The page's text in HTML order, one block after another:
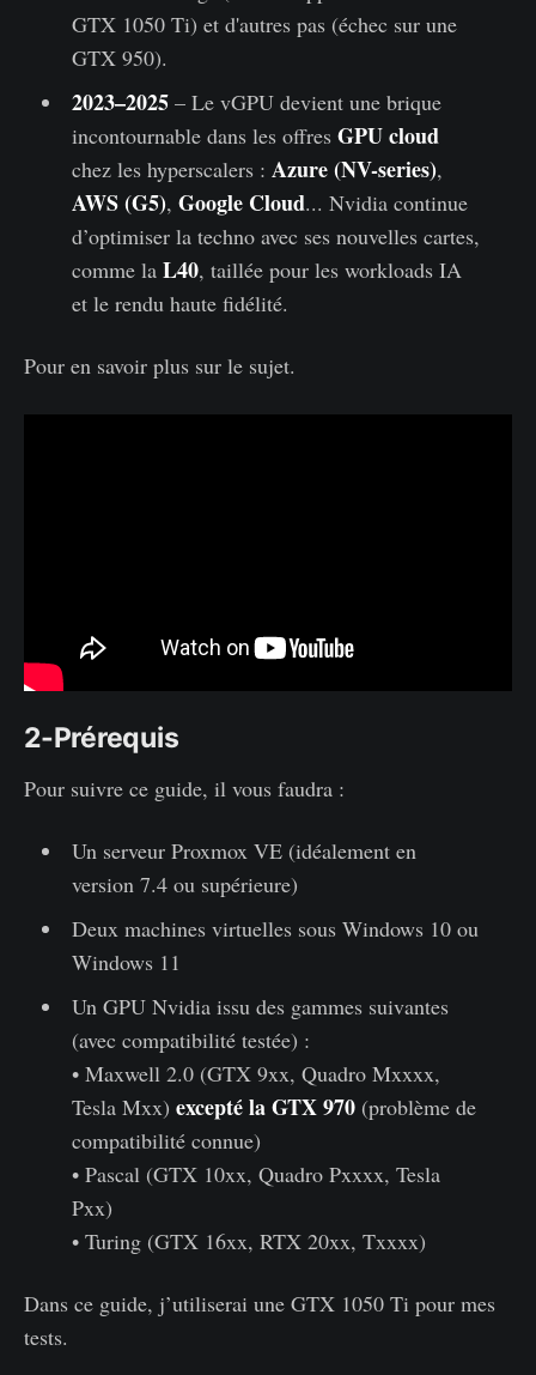
GTX 1050 Ti) et d'autres pas (échec sur une
GTX 950).
2023–2025– Le vGPU devient une brique
incontournable dans les offres GPU cloud
chez les hyperscalers : Azure (NV-series),
AWS (G5), Google Cloud... Nvidia continue
d’optimiser la techno avec ses nouvelles cartes,
comme la L40, taillée pour les workloads IA
et le rendu haute fidélité.
Pour en savoir plus sur le sujet.
2-Prérequis
Pour suivre ce guide, il vous faudra :
Un serveur Proxmox VE (idéalement en
version 7.4 ou supérieure)
Deux machines virtuelles sous Windows 10 ou
Windows 11
Un GPU Nvidia issu des gammes suivantes
(avec compatibilité testée) :
• Maxwell 2.0 (GTX 9xx, Quadro Mxxxx,
Tesla Mxx) excepté la GTX 970(problème de
compatibilité connue)
• Pascal (GTX 10xx, Quadro Pxxxx, Tesla
Pxx)
• Turing (GTX 16xx, RTX 20xx, Txxxx)
Dans ce guide, j’utiliserai une GTX 1050 Ti pour mes
tests.